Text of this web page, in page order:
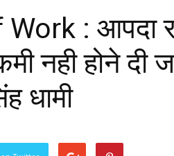
: आपदा
नही होने दी
धामी